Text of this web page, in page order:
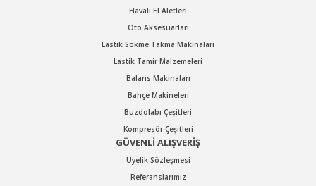
Havalı El Aletleri
Oto Aksesuarları
Lastik Sökme Takma Makinaları
Lastik Tamir Malzemeleri
Balans Makinaları
Bahçe Makineleri
Buzdolabı Çeşitleri
Kompresör Çeşitleri
GÜVENLİ ALIŞVERİŞ
Üyelik Sözleşmesi
Referanslarımız